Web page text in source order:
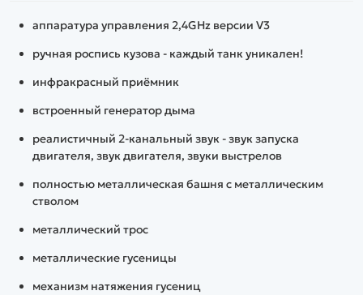
аппаратура управления 2,4GHz версии V3
ручная роспись кузова - каждый танк уникален!
инфракрасный приёмник
встроенный генератор дыма
реалистичный 2-канальный звук - звук запуска
двигателя, звук двигателя, звуки выстрелов
полностью металлическая башня с металлическим
стволом
металлический трос
металлические гусеницы
механизм натяжения гусениц